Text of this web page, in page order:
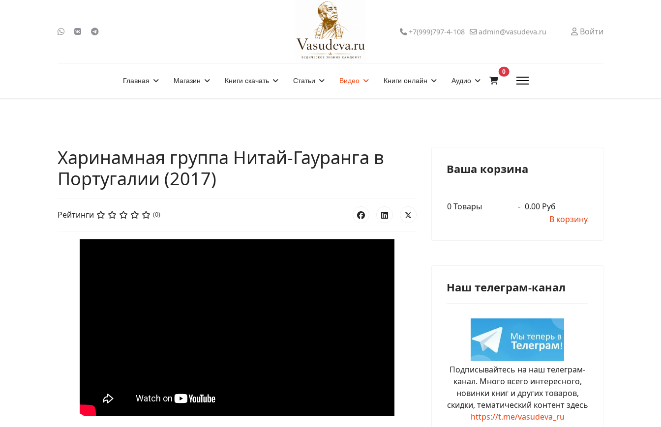
+7(999)797-4-108 admin@vasudeva.ru Войти
Главная Магазин Книги скачать Статьи Видео Книги онлайн Аудио
0В корзину
Харинамная группа Нитай-Гауранга в
Португалии (2017)
Рейтинги (0)
Ваша корзина
0Товары - 0.00 Руб
В корзину
Наш телеграм-канал
Подписывайтесь на наш телеграм-
канал. Много всего интересного,
новинки книг и других товаров,
скидки, тематический контент здесь
https://t.me/vasudeva_ru